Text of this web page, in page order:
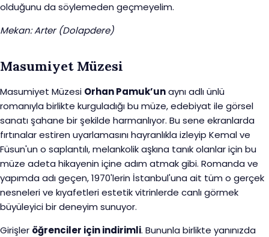
olduğunu da söylemeden geçmeyelim.
Mekan: Arter (Dolapdere)
Masumiyet Müzesi
Masumiyet Müzesi Orhan Pamuk’unaynı adlı ünlü
romanıyla birlikte kurguladığı bu müze, edebiyat ile görsel
sanatı şahane bir şekilde harmanlıyor. Bu sene ekranlarda
fırtınalar estiren uyarlamasını hayranlıkla izleyip Kemal ve
Füsun'un o saplantılı, melankolik aşkına tanık olanlar için bu
müze adeta hikayenin içine adım atmak gibi. Romanda ve
yapımda adı geçen, 1970'lerin İstanbul'una ait tüm o gerçek
nesneleri ve kıyafetleri estetik vitrinlerde canlı görmek
büyüleyici bir deneyim sunuyor.
Girişler öğrenciler için indirimli. Bununla birlikte yanınızda